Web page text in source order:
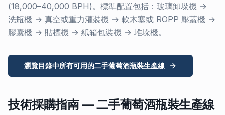
(18,000–40,000 BPH)。標準配置包括：玻璃卸垛機 →
洗瓶機 → 真空或重力灌裝機 → 軟木塞或 ROPP 壓蓋機 →
膠囊機 → 貼標機 → 紙箱包裝機 → 堆垛機。
瀏覽目錄中所有可用的二手葡萄酒瓶裝生產線
技術採購指南 — 二手葡萄酒瓶裝生產線